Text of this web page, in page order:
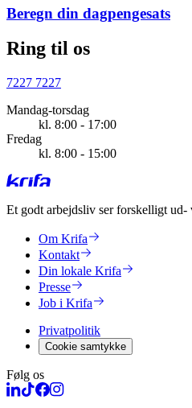
Beregn din dagpengesats
Ring til os
7227 7227
Mandag-torsdag
kl. 8:00 - 17:00
Fredag
kl. 8:00 - 15:00
Et godt arbejdsliv ser forskelligt ud-
Om Krifa
Kontakt
Din lokale Krifa
Presse
Job i Krifa
Privatpolitik
Cookie samtykke
Følg os